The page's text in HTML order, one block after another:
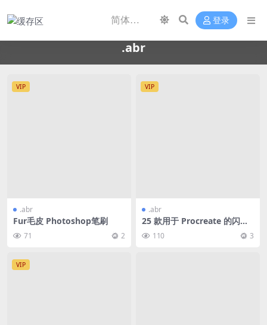
登录
.abr
VIP
.abr
Fur毛皮 Photoshop笔刷
71 2
VIP
.abr
25 款用于 Procreate 的闪光
笔刷包
110 3
VIP